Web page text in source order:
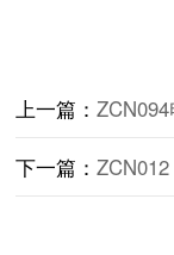
上一篇：ZCN094
下一篇：ZCN012